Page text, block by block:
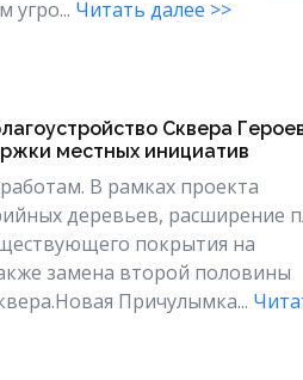
угро... Читать далее >>
Сквера
местных инициатив
В рамках проекта
деревьев, расширение
покрытия на
замена второй половины
Причулымка...